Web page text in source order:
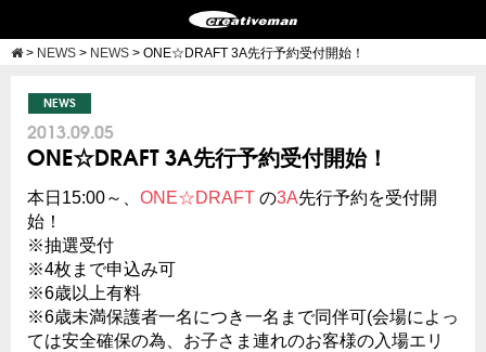
> NEWS > NEWS > ONE☆DRAFT 3A先行予約受付開始！
NEWS
2013.09.05
ONE☆DRAFT 3A先行予約受付開始！
本日15:00～、 ONE☆DRAFT の3A先行予約を受付開
始！
※抽選受付
※4枚まで申込み可
※6歳以上有料
※6歳未満保護者一名につき一名まで同伴可(会場によっ
ては安全確保の為、お子さま連れのお客様の入場エリ